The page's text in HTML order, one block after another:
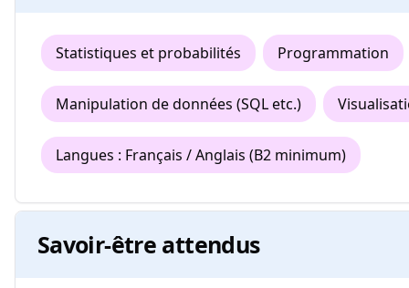
Statistiques et probabilités Programmation
Manipulation de données (SQL etc.)
Langues : Français / Anglais (B2 minimum)
Savoir-être attendus